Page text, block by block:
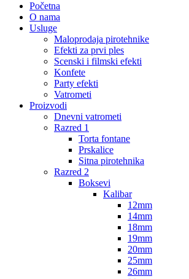
Početna
O nama
Usluge
Maloprodaja pirotehnike
Efekti za prvi ples
Scenski i filmski efekti
Konfete
Party efekti
Vatrometi
Proizvodi
Dnevni vatrometi
Razred 1
Torta fontane
Prskalice
Sitna pirotehnika
Razred 2
Boksevi
Kalibar
12mm
14mm
18mm
19mm
20mm
25mm
26mm